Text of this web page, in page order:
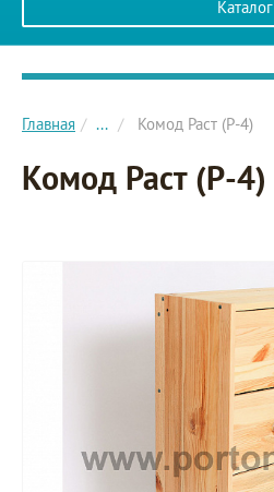
Каталог
Главное меню сайта
Главная ... Комод Раст (Р-4)
Комод Раст (Р-4)